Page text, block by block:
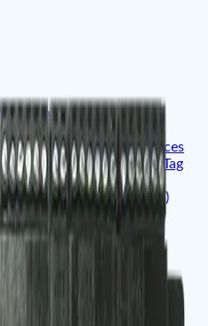
Et De Contrôle
Bureaux Et Commerces
De Contenu Par Tag
& Internet Des Objets (IoT)
D'Accès
Du Temps
& Étiquettes De Prix